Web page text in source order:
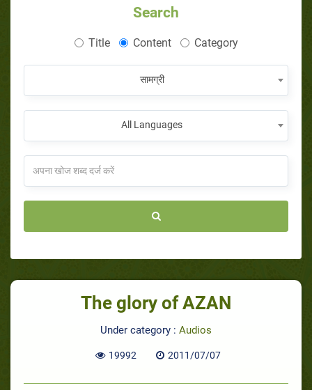
Search
Title Content Category
सामग्री
All Languages
The glory of AZAN
Under category : Audios
19992 2011/07/07